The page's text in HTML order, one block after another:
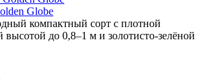
Globe
компактный сорт с плотной
высотой до 0,8–1 м и золотисто-зелёной